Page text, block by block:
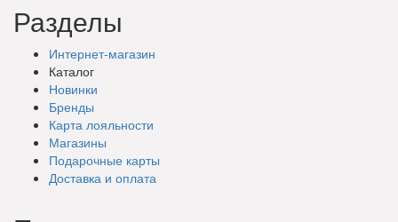
Разделы
Интернет-магазин
Каталог
Новинки
Бренды
Карта лояльности
Магазины
Подарочные карты
Доставка и оплата